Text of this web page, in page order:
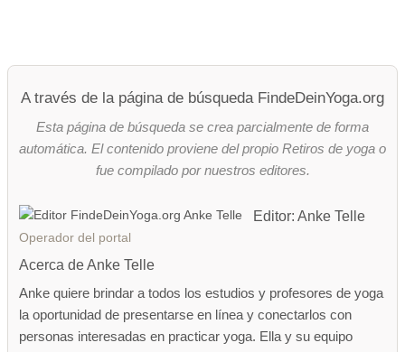
A través de la página de búsqueda FindeDeinYoga.org
Esta página de búsqueda se crea parcialmente de forma
automática. El contenido proviene del propio Retiros de yoga o
fue compilado por nuestros editores.
Editor: Anke Telle
Operador del portal
Acerca de Anke Telle
Anke quiere brindar a todos los estudios y profesores de yoga
la oportunidad de presentarse en línea y conectarlos con
personas interesadas en practicar yoga. Ella y su equipo